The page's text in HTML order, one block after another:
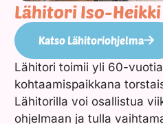
Lähitori Iso-Heikki
Katso Lähitoriohjelma
Lähitori toimii yli 60-
kohtaamispaikkana
Lähitorilla voi osallistua
ohjelmaan ja tulla